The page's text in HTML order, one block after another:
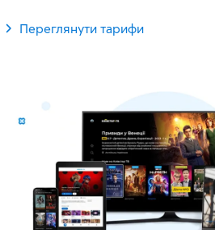
Переглянути тарифи